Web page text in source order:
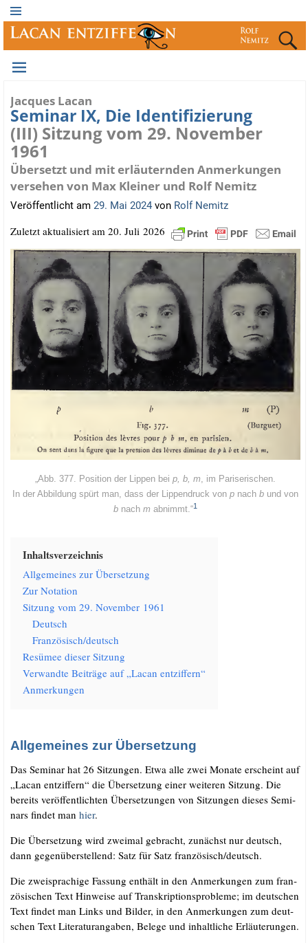
Jacques Lacan
Seminar IX, Die Identifizierung
(III) Sitzung vom 29. November
1961
Übersetzt und mit erläuternden Anmerkungen
versehen von Max Kleiner und Rolf Nemitz
Veröffentlicht am 29. Mai 2024 von Rolf Nemitz
Zuletzt aktua­li­siert am 20. Juli 2026
„Abb. 377. Posi­ti­on der Lip­pen beip, b, m, im Pariserischen.
In der Abbil­dung spürt man, dass der Lip­pen­druck vonp nachb und von
b nachm abnimmt.“1
Inhalts­ver­zeich­nis
All­ge­mei­nes zur Übersetzung
Zur Nota­ti­on
Sit­zung vom 29. Novem­ber 1961
Deutsch
Französisch/​deutsch
Resü­mee die­ser Sitzung
Ver­wand­te Bei­trä­ge auf „Lacan entziffern“
Anmer­kun­gen
Allgemeines zur Übersetzung
Das Semi­nar hat 26 Sit­zun­gen. Etwa alle zwei Mona­te erscheint auf
„Lacan ent­zif­fern“ die Über­set­zung einer wei­te­ren Sit­zung. Die
bereits ver­öf­fent­lich­ten Über­set­zun­gen von Sit­zun­gen die­ses Semi­
nars fin­det man hier.
Die Über­set­zung wird zwei­mal gebracht, zunächst nur deutsch,
dann gegen­über­stel­lend: Satz für Satz französisch/​deutsch.
Die zwei­spra­chi­ge Fas­sung ent­hält in den Anmer­kun­gen zum fran­
zö­si­schen Text Hin­wei­se auf Tran­skrip­ti­ons­pro­ble­me; im deut­schen
Text fin­det man Links und Bil­der, in den Anmer­kun­gen zum deut­
schen Text Lite­ra­tur­an­ga­ben, Bele­ge und inhalt­li­che Erläuterungen.